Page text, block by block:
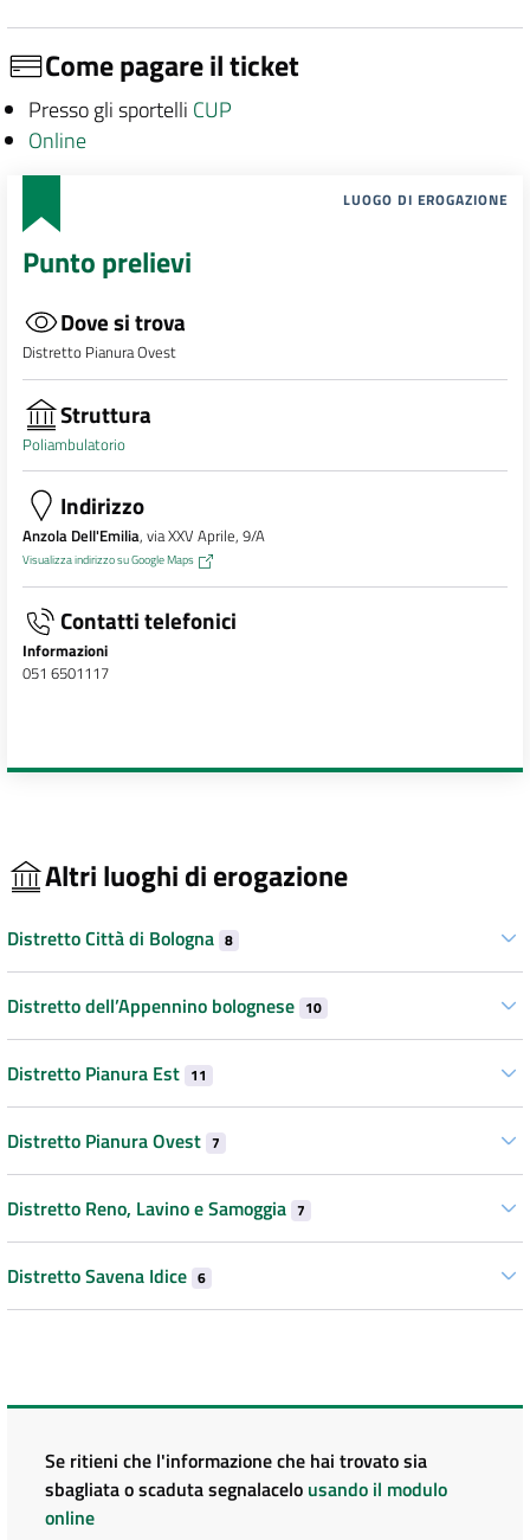
Come pagare il ticket
Presso gli sportelli CUP
Online
LUOGO DI EROGAZIONE
Punto prelievi
Dove si trova
Distretto Pianura Ovest
Struttura
Poliambulatorio
Indirizzo
Anzola Dell'Emilia, via XXV Aprile, 9/A
Visualizza indirizzo su Google Maps
Contatti telefonici
Informazioni
051 6501117
Altri luoghi di erogazione
Distretto Città di Bologna 8
Distretto dell’Appennino bolognese 10
Distretto Pianura Est 11
Distretto Pianura Ovest 7
Distretto Reno, Lavino e Samoggia 7
Distretto Savena Idice 6
Se ritieni che l'informazione che hai trovato sia
sbagliata o scaduta segnalacelo usando il modulo
online